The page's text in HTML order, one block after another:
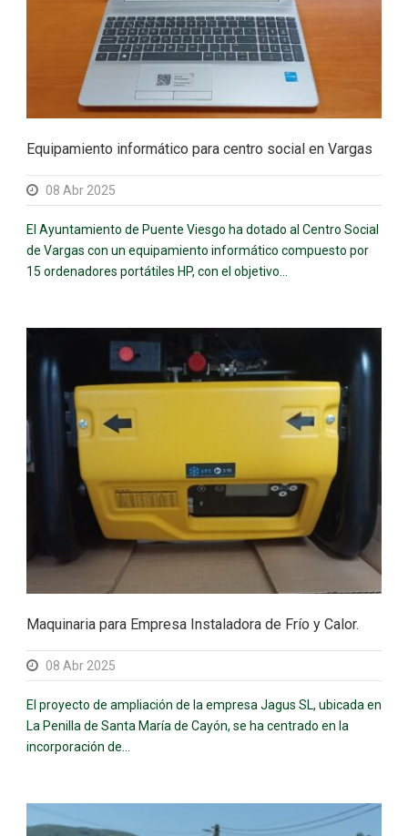
Equipamiento informático para centro social en Vargas
08 Abr 2025
El Ayuntamiento de Puente Viesgo ha dotado al Centro Social
de Vargas con un equipamiento informático compuesto por
15 ordenadores portátiles HP, con el objetivo...
Maquinaria para Empresa Instaladora de Frío y Calor.
08 Abr 2025
El proyecto de ampliación de la empresa Jagus SL, ubicada en
La Penilla de Santa María de Cayón, se ha centrado en la
incorporación de...